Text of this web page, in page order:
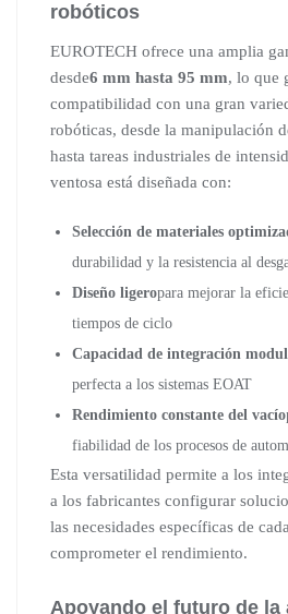
robóticos
EUROTECH ofrece una amplia
desde6 mm hasta 95 mm, lo que
compatibilidad con una gran
robóticas, desde la manipulación
hasta tareas industriales de
ventosa está diseñada con:
Selección de materiales
durabilidad y la resistencia al
Diseño ligeropara mejorar la
tiempos de ciclo
Capacidad de integración
perfecta a los sistemas EOAT
Rendimiento constante del vacío
fiabilidad de los procesos de
Esta versatilidad permite a los
a los fabricantes configurar
las necesidades específicas de
comprometer el rendimiento.
Apoyando el futuro de la